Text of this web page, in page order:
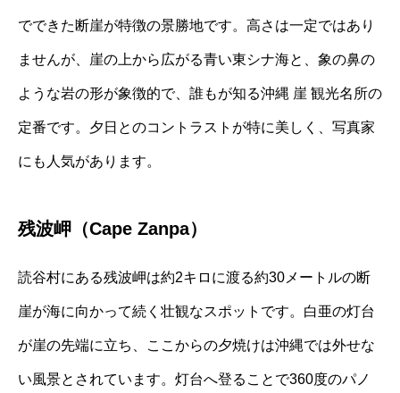
でできた断崖が特徴の景勝地です。高さは一定ではあり
ませんが、崖の上から広がる青い東シナ海と、象の鼻の
ような岩の形が象徴的で、誰もが知る沖縄 崖 観光名所の
定番です。夕日とのコントラストが特に美しく、写真家
にも人気があります。
残波岬（Cape Zanpa）
読谷村にある残波岬は約2キロに渡る約30メートルの断
崖が海に向かって続く壮観なスポットです。白亜の灯台
が崖の先端に立ち、ここからの夕焼けは沖縄では外せな
い風景とされています。灯台へ登ることで360度のパノ